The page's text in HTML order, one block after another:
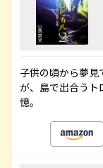
子供の頃から夢
が、島で出合うト
憶。